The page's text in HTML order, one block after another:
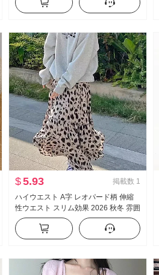
$5.93 掲載数 1
ハイウエスト A字 レオパード柄 伸縮
性ウエスト スリム効果 2026 秋冬 雰囲
気 感 スリム効果 重工業 ミディスカー
ト